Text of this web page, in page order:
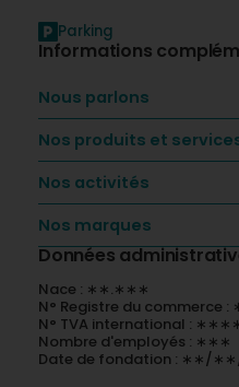
Parking
Informations
Nous parlons
Nos produits et
Nos activités
Nos marques
Données
Nace : ∗∗.∗∗∗
N° Registre du
N° TVA international :
Nombre d'employés : ∗∗∗
Date de fondation : ∗∗/